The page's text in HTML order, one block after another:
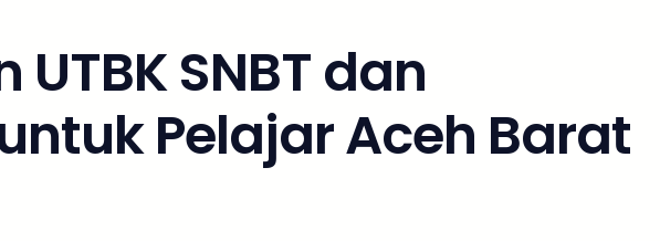
SNBT dan
Pelajar Aceh Barat